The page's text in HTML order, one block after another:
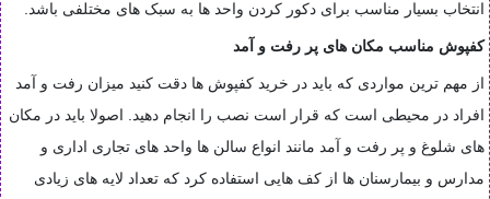
انتخاب بسیار مناسب برای دکور کردن واحد ها به سبک های مختلفی باشد
کفپوش مناسب مکان های پر رفت و آمد
از مهم ترین مواردی که باید در خرید کفپوش ها دقت کنید میزان رفت و آمد
افراد در محیطی است که قرار است نصب را انجام دهید. اصولا باید در مکان
های شلوغ و پر رفت و آمد مانند انواع سالن ها واحد های تجاری اداری و
مدارس و بیمارسنان ها از کف هایی استفاده کرد که تعداد لایه های زیادی